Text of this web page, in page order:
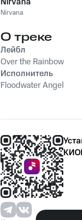
Nirvana
О треке
Лейбл
Over the Rainbow
Исполнитель
Floodwater Angel